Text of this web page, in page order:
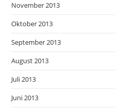
November 2013
Oktober 2013
September 2013
August 2013
Juli 2013
Juni 2013